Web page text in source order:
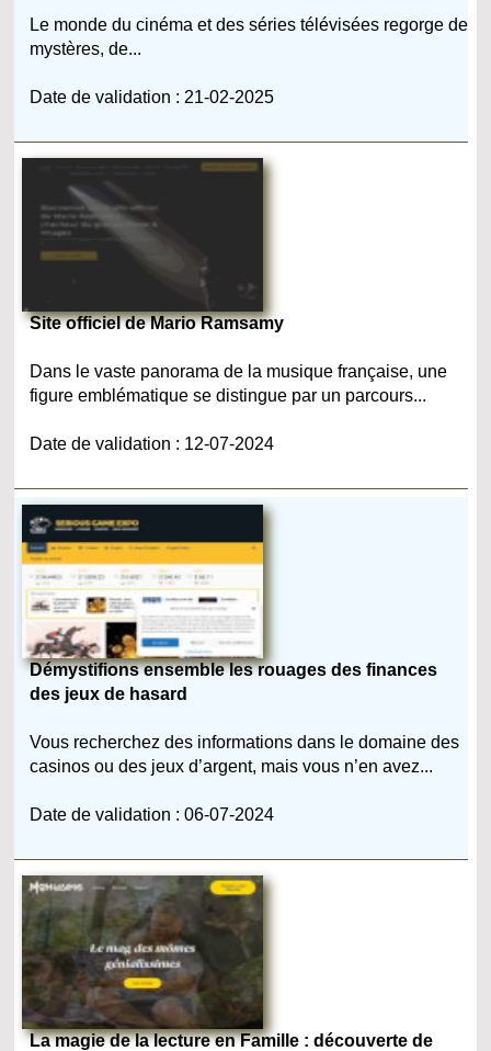
Le monde du cinéma et des séries télévisées regorge de
mystères, de...
Date de validation : 21-02-2025
Site officiel de Mario Ramsamy
Dans le vaste panorama de la musique française, une
figure emblématique se distingue par un parcours...
Date de validation : 12-07-2024
Démystifions ensemble les rouages des finances
des jeux de hasard
Vous recherchez des informations dans le domaine des
casinos ou des jeux d’argent, mais vous n’en avez...
Date de validation : 06-07-2024
La magie de la lecture en Famille : découverte de